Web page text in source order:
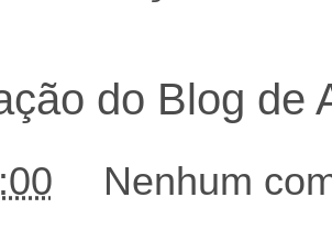
do Blog de
Nenhum